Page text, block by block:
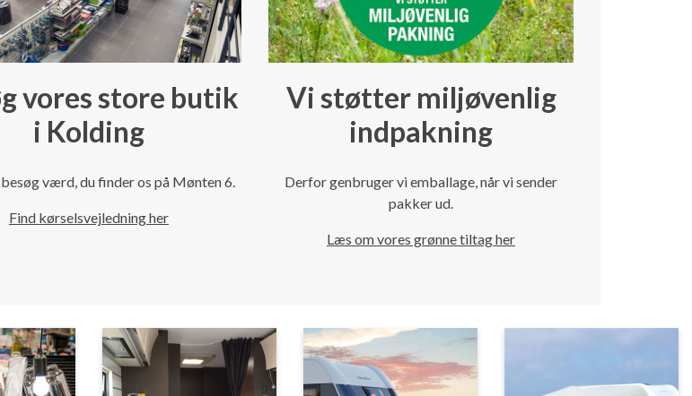
vores store butik
i Kolding
værd, du finder os på Mønten 6.
Find kørselsvejledning her
Vi støtter miljøvenlig
indpakning
Derfor genbruger vi emballage, når vi sender
pakker ud.
Læs om vores grønne tiltag her